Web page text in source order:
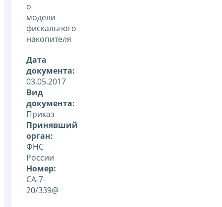
о
модели
фискального
накопителя
Дата
документа:
03.05.2017
Вид
документа:
Приказ
Принявший
орган:
ФНС
России
Номер:
СА-7-
20/339@